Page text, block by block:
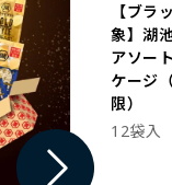
【ブラ
象】湖
アソー
ケージ
限）
12袋入